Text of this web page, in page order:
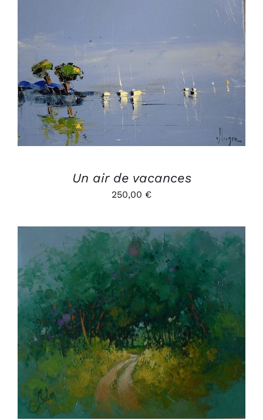
AJOUTER AU PANIER
DÉTAILS
Un air de vacances
250,00 €
AJOUTER AU PANIER
/
DÉTAILS